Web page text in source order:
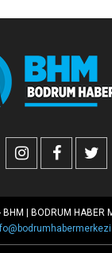
| BODRUM HABER